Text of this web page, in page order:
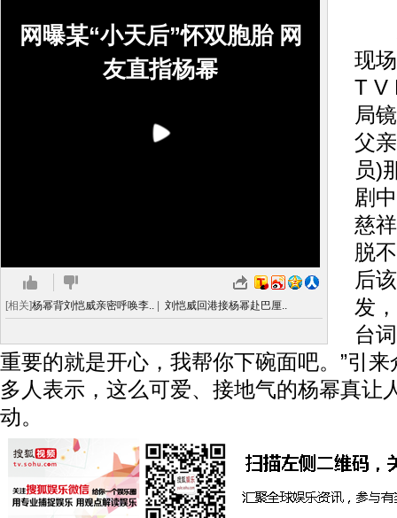
网曝某“小天后”怀双胞胎 网
友直指杨幂
[相关]杨幂背刘恺威亲密呼唤李.. 刘恺威回港接杨幂赴巴厘..
现
T V
局
父
员)
剧
慈
脱
后
发
台
重要的就是开心，我帮你下碗面吧。”引
多人表示，这么可爱、接地气的杨幂真让
动。